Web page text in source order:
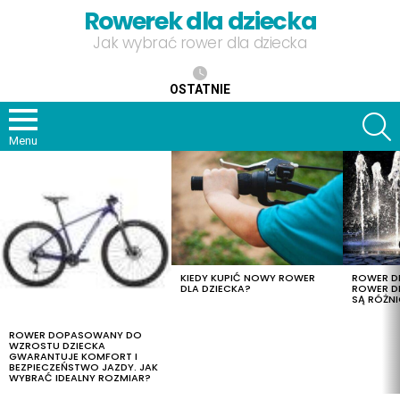
Rowerek dla dziecka
Jak wybrać rower dla dziecka
OSTATNIE
Menu
ROWER DOPASOWANY DO
WZROSTU DZIECKA
GWARANTUJE KOMFORT I
BEZPIECZEŃSTWO JAZDY. JAK
WYBRAĆ IDEALNY ROZMIAR?
KIEDY KUPIĆ NOWY ROWER
DLA DZIECKA?
ROWER
ROWER
SĄ